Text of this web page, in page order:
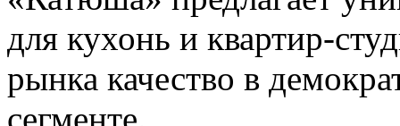
для кухонь и квартир-
рынка качество в